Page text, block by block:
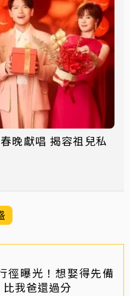
晚獻唱 揭容祖兒私
徑曝光！想娶得先備
我爸還過分